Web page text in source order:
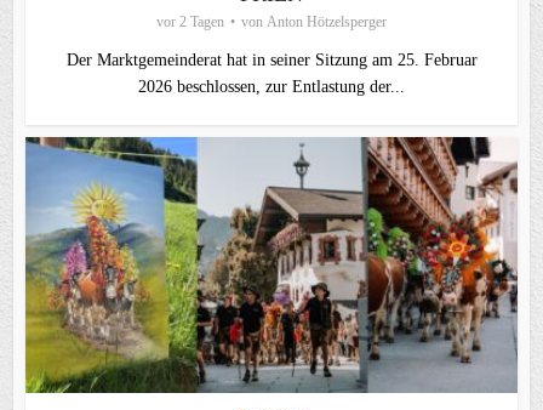
vor 2 Tagen von Anton Hötzelsperger
Der Marktgemeinderat hat in seiner Sitzung am 25. Februar
2026 beschlossen, zur Entlastung der...